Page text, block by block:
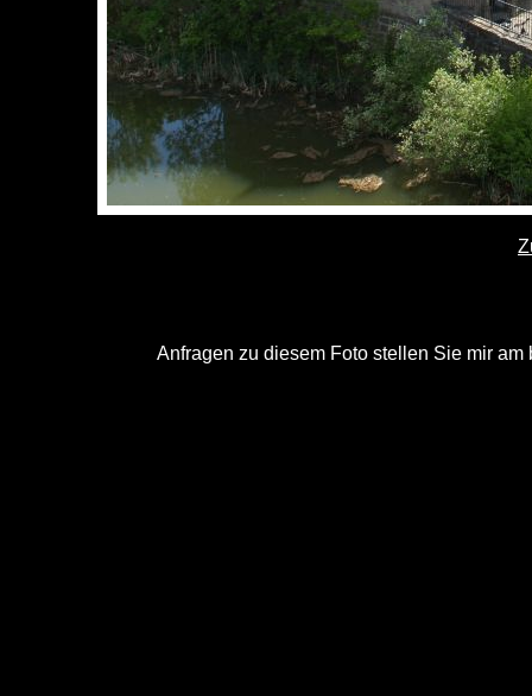
Anfragen zu diesem Foto stellen Sie mir